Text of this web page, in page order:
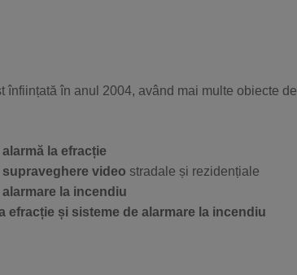
înființată în anul 2004, având mai multe obiecte de
la efracție
supraveghere video stradale și rezidențiale
la incendiu
efracție și sisteme de alarmare la incendiu